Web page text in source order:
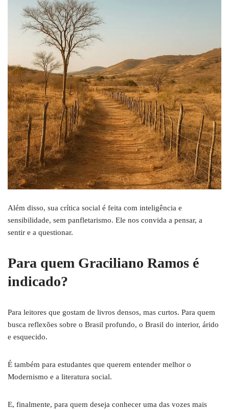
Além disso, sua crítica social é feita com inteligência e
sensibilidade, sem panfletarismo. Ele nos convida a pensar, a
sentir e a questionar.
Para quem Graciliano Ramos é
indicado?
Para leitores que gostam de livros densos, mas curtos. Para quem
busca reflexões sobre o Brasil profundo, o Brasil do interior, árido
e esquecido.
É também para estudantes que querem entender melhor o
Modernismo e a literatura social.
E, finalmente, para quem deseja conhecer uma das vozes mais